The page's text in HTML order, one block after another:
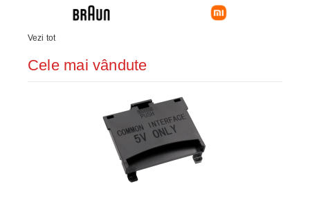
Vezi tot
Cele mai vândute